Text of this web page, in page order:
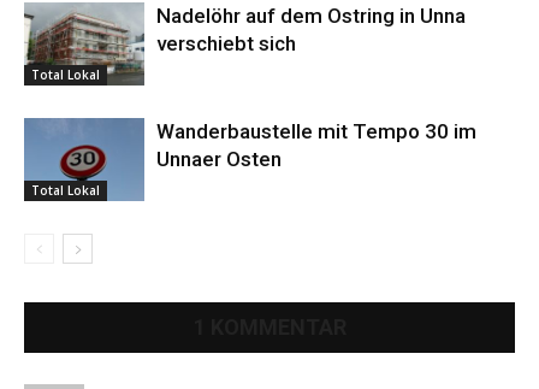
Total Lokal
Nadelöhr auf dem Ostring in Unna
verschiebt sich
Total Lokal
Wanderbaustelle mit Tempo 30 im
Unnaer Osten